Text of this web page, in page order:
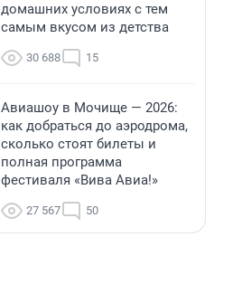
домашних условиях с тем
самым вкусом из детства
30 688 15
Авиашоу в Мочище — 2026:
как добраться до аэродрома,
сколько стоят билеты и
полная программа
фестиваля «Вива Авиа!»
27 567 50